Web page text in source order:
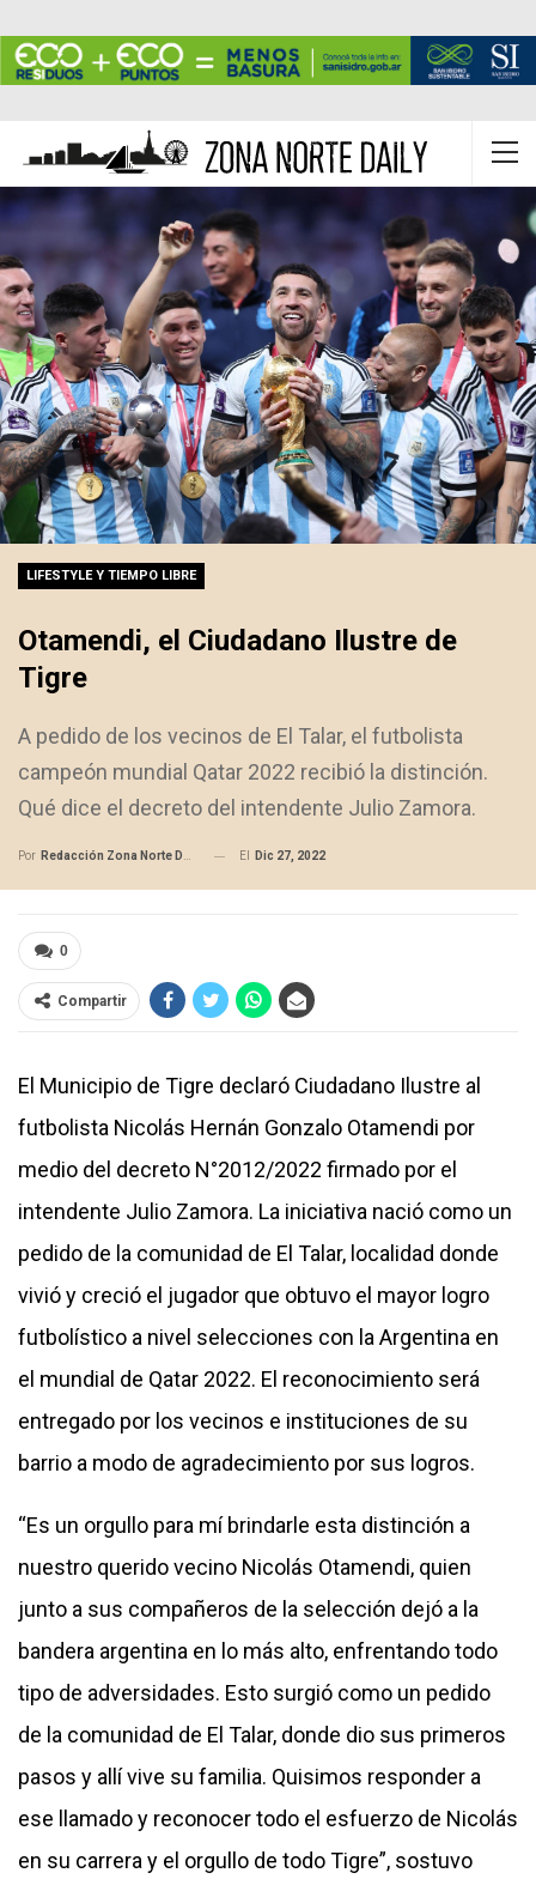
LIFESTYLE Y TIEMPO LIBRE
Otamendi, el Ciudadano Ilustre de
Tigre
A pedido de los vecinos de El Talar, el futbolista
campeón mundial Qatar 2022 recibió la distinción.
Qué dice el decreto del intendente Julio Zamora.
Por Redacción Zona Norte Daily El Dic 27, 2022
0
Compartir
El Municipio de Tigre declaró Ciudadano Ilustre al
futbolista Nicolás Hernán Gonzalo Otamendi por
medio del decreto N°2012/2022 firmado por el
intendente Julio Zamora. La iniciativa nació como un
pedido de la comunidad de El Talar, localidad donde
vivió y creció el jugador que obtuvo el mayor logro
futbolístico a nivel selecciones con la Argentina en
el mundial de Qatar 2022. El reconocimiento será
entregado por los vecinos e instituciones de su
barrio a modo de agradecimiento por sus logros.
“Es un orgullo para mí brindarle esta distinción a
nuestro querido vecino Nicolás Otamendi, quien
junto a sus compañeros de la selección dejó a la
bandera argentina en lo más alto, enfrentando todo
tipo de adversidades. Esto surgió como un pedido
de la comunidad de El Talar, donde dio sus primeros
pasos y allí vive su familia. Quisimos responder a
ese llamado y reconocer todo el esfuerzo de Nicolás
en su carrera y el orgullo de todo Tigre”, sostuvo